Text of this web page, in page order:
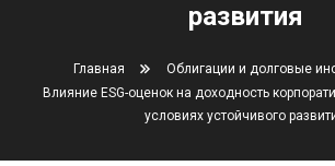
развития
Главная
Облигации и долговые
Влияние ESG-оценок на доходность
условиях устойчивого